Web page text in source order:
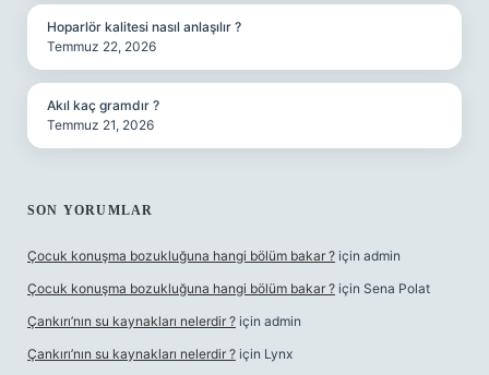
Hoparlör kalitesi nasıl anlaşılır ?
Temmuz 22, 2026
Akıl kaç gramdır ?
Temmuz 21, 2026
SON YORUMLAR
Çocuk konuşma bozukluğuna hangi bölüm bakar ? için admin
Çocuk konuşma bozukluğuna hangi bölüm bakar ? için Sena Polat
Çankırı’nın su kaynakları nelerdir ? için admin
Çankırı’nın su kaynakları nelerdir ? için Lynx